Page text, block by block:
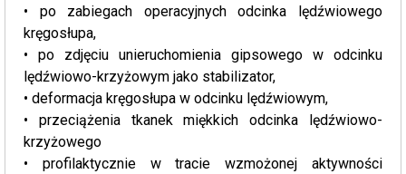
• po zabiegach operacyjnych odcinka lędźwiowego
kręgosłupa,
• po zdjęciu unieruchomienia gipsowego w odcinku
lędźwiowo-krzyżowym jako stabilizator,
• deformacja kręgosłupa w odcinku lędźwiowym,
• przeciążenia tkanek miękkich odcinka lędźwiowo-
krzyżowego
• profilaktycznie w tracie wzmożonej aktywności